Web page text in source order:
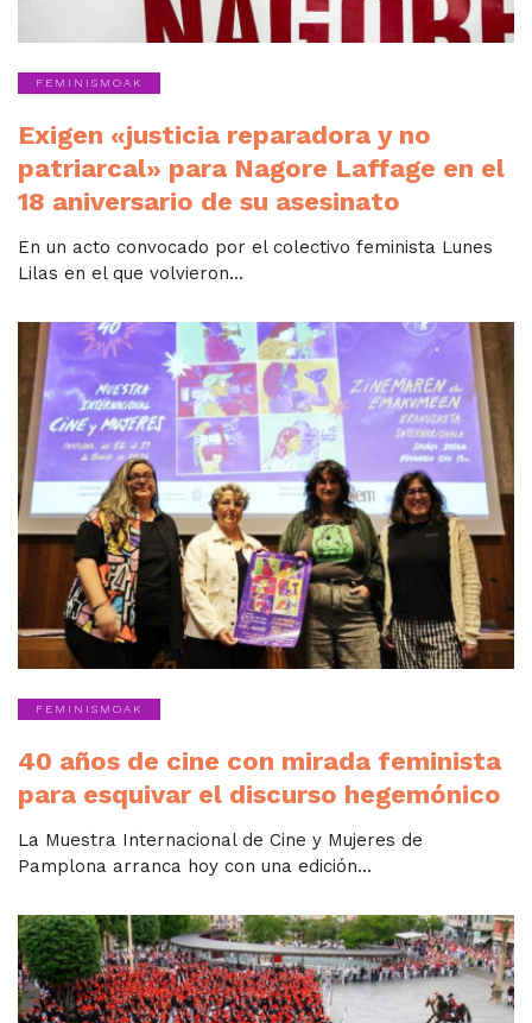
FEMINISMOAK
Exigen «justicia reparadora y no
patriarcal» para Nagore Laffage en el
18 aniversario de su asesinato
En un acto convocado por el colectivo feminista Lunes
Lilas en el que volvieron...
FEMINISMOAK
40 años de cine con mirada feminista
para esquivar el discurso hegemónico
La Muestra Internacional de Cine y Mujeres de
Pamplona arranca hoy con una edición...